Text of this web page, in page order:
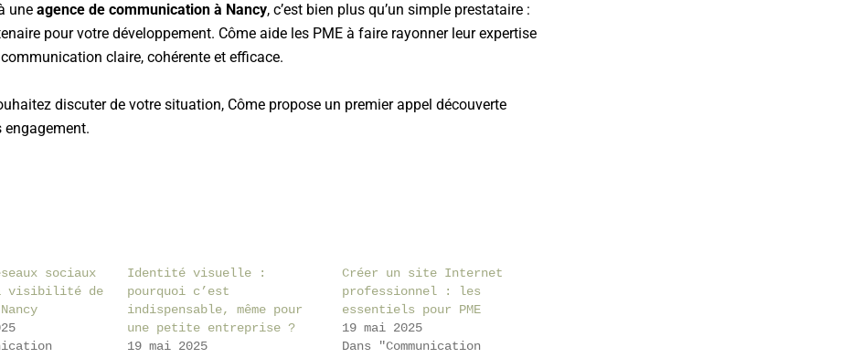
une agence de communication à Nancy, c’est bien plus qu’un simple prestataire :
pour votre développement. Côme aide les PME à faire rayonner leur expertise
claire, cohérente et efficace.
discuter de votre situation, Côme propose un premier appel découverte
engagement.
sociaux
visibilité de
Identité visuelle :
pourquoi c’est
indispensable, même pour
une petite entreprise ?
19 mai 2025
Créer un site Internet
professionnel : les
essentiels pour PME
19 mai 2025
Dans "Communication